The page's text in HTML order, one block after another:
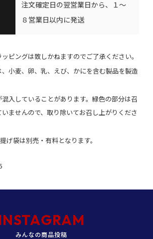
注文確定日の翌営業日から、１～
８営業日以内に発送
ピングは致しかねますのでご了承ください。
小麦、卵、乳、えび、かにを含む製品を製造
入していることがあります。緑色の部分は召
ませんので、取り除いてお召し上がりくださ
げ袋は別売・有料となります。
みんなの商品投稿